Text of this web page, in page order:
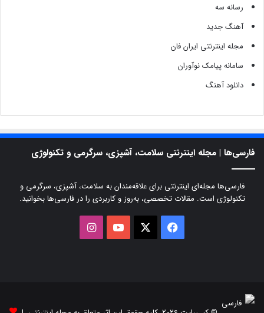
رسانه سه
آهنگ جدید
مجله اینترنتی ایران فان
سامانه پیامک نوآوران
دانلود آهنگ
فارسی‌ها | مجله اینترنتی سلامت، آشپزی، سرگرمی و تکنولوژی
فارسی‌ها مجله‌ای اینترنتی برای علاقه‌مندان به سلامت، آشپزی، سرگرمی و
تکنولوژی است. مقالات تخصصی، به‌روز و کاربردی را در فارسی‌ها بخوانید.
فیسبوک یوتیوب